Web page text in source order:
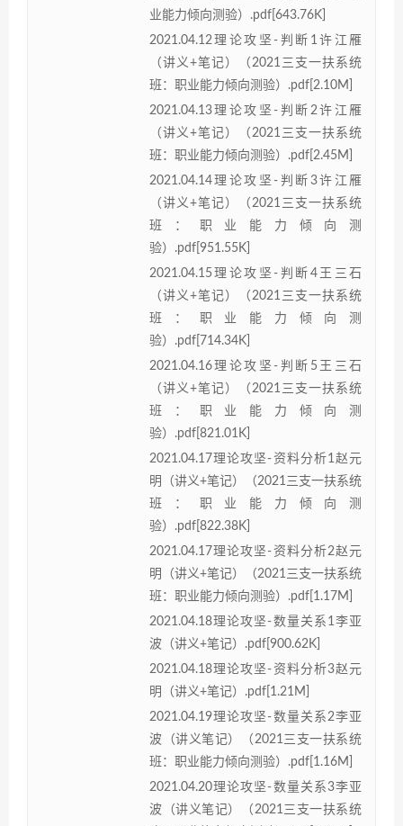
业能力倾向测验）.pdf[643.76K]
2021.04.12理论攻坚-判断1许江雁
（讲义+笔记）（2021三支一扶系统
班：职业能力倾向测验）.pdf[2.10M]
2021.04.13理论攻坚-判断2许江雁
（讲义+笔记）（2021三支一扶系统
班：职业能力倾向测验）.pdf[2.45M]
2021.04.14理论攻坚-判断3许江雁
（讲义+笔记）（2021三支一扶系统
班：职业能力倾向测
验）.pdf[951.55K]
2021.04.15理论攻坚-判断4王三石
（讲义+笔记）（2021三支一扶系统
班：职业能力倾向测
验）.pdf[714.34K]
2021.04.16理论攻坚-判断5王三石
（讲义+笔记）（2021三支一扶系统
班：职业能力倾向测
验）.pdf[821.01K]
2021.04.17理论攻坚-资料分析1赵元
明（讲义+笔记）（2021三支一扶系统
班：职业能力倾向测
验）.pdf[822.38K]
2021.04.17理论攻坚-资料分析2赵元
明（讲义+笔记）（2021三支一扶系统
班：职业能力倾向测验）.pdf[1.17M]
2021.04.18理论攻坚-数量关系1李亚
波（讲义+笔记）.pdf[900.62K]
2021.04.18理论攻坚-资料分析3赵元
明（讲义+笔记）.pdf[1.21M]
2021.04.19理论攻坚-数量关系2李亚
波（讲义笔记）（2021三支一扶系统
班：职业能力倾向测验）.pdf[1.16M]
2021.04.20理论攻坚-数量关系3李亚
波（讲义笔记）（2021三支一扶系统